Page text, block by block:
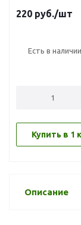
220 руб./шт
Есть в наличии
Купить в 1
Описание